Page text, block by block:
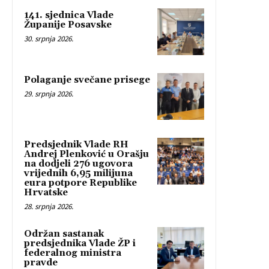
141. sjednica Vlade
Županije Posavske
30. srpnja 2026.
Polaganje svečane prisege
29. srpnja 2026.
Predsjednik Vlade RH
Andrej Plenković u Orašju
na dodjeli 276 ugovora
vrijednih 6,95 milijuna
eura potpore Republike
Hrvatske
28. srpnja 2026.
Održan sastanak
predsjednika Vlade ŽP i
federalnog ministra
pravde